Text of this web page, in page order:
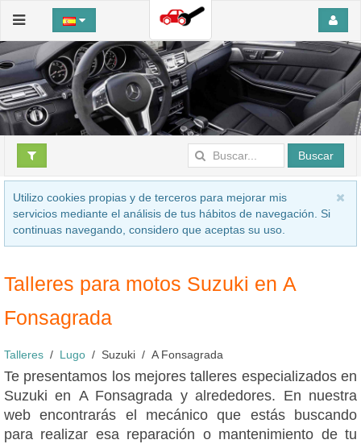
Buscar
Utilizo cookies propias y de terceros para mejorar mis
servicios mediante el análisis de tus hábitos de navegación. Si
continuas navegando, considero que aceptas su uso.
Talleres para motos Suzuki en A
Fonsagrada
Talleres Lugo Suzuki A Fonsagrada
Te presentamos los mejores talleres especializados en
Suzuki en A Fonsagrada y alrededores. En nuestra
web encontrarás el mecánico que estás buscando
para realizar esa reparación o mantenimiento de tu